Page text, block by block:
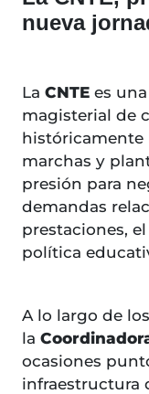
nueva
La CNTE es
magisterial de
históricamente
marchas y
presión para
demandas
prestaciones,
política
A lo largo de
la
ocasiones
infraestructura